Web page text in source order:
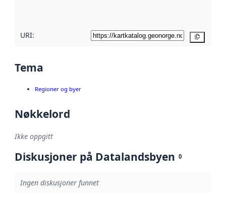
URI:
Tema
Regioner og byer
Nøkkelord
Ikke oppgitt
Diskusjoner på Datalandsbyen 0
Ingen diskusjoner funnet